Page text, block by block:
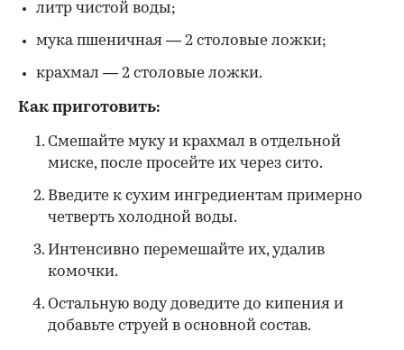
литр чистой воды;
мука пшеничная — 2 столовые ложки;
крахмал — 2 столовые ложки.
Как приготовить:
Смешайте муку и крахмал в отдельной
миске, после просейте их через сито.
Введите к сухим ингредиентам примерно
четверть холодной воды.
Интенсивно перемешайте их, удалив
комочки.
Остальную воду доведите до кипения и
добавьте струей в основной состав.